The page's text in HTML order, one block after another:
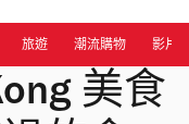
旅遊 潮流購物 影片
美食